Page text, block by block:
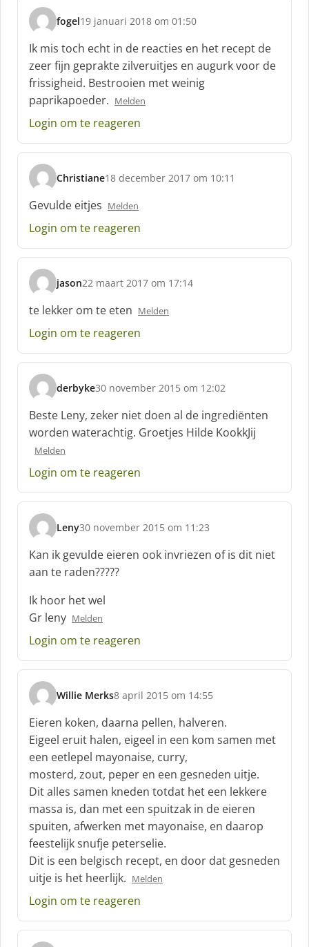
fogel
s
c
h
r
e
e
:
19 januari 2018 om 01:50
Ik mis toch echt in de reacties en het recept de
zeer fijn geprakte zilveruitjes en augurk voor de
frissigheid. Bestrooien met weinig
paprikapoeder. Melden
Login om te reageren
Christiane
s
c
h
r
e
f
:
18 december 2017 om 10:11
Gevulde eitjes Melden
Login om te reageren
jason
s
c
h
r
e
f
:
22 maart 2017 om 17:14
te lekker om te eten Melden
Login om te reageren
derbyke
s
c
h
r
e
:
30 november 2015 om 12:02
Beste Leny, zeker niet doen al de ingrediënten
worden waterachtig. Groetjes Hilde KookkJij
Melden
Login om te reageren
Leny
s
c
h
r
e
f
:
30 november 2015 om 11:23
Kan ik gevulde eieren ook invriezen of is dit niet
aan te raden?????
Ik hoor het wel
Gr leny Melden
Login om te reageren
Willie Merks
s
c
h
r
e
e
f
8 april 2015 om 14:55
Eieren koken, daarna pellen, halveren.
Eigeel eruit halen, eigeel in een kom samen met
een eetlepel mayonaise, curry,
mosterd, zout, peper en een gesneden uitje.
Dit alles samen kneden totdat het een lekkere
massa is, dan met een spuitzak in de eieren
spuiten, afwerken met mayonaise, en daarop
feestelijk snufje peterselie.
Dit is een belgisch recept, en door dat gesneden
uitje is het heerlijk. Melden
Login om te reageren